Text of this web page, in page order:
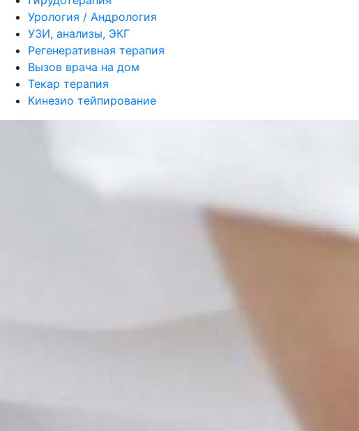
Урология / Андрология
УЗИ, анализы, ЭКГ
Регенеративная терапия
Вызов врача на дом
Текар терапия
Кинезио тейпирование